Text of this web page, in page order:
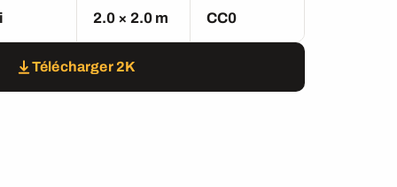
2.0 × 2.0 m CC0
Télécharger 2K